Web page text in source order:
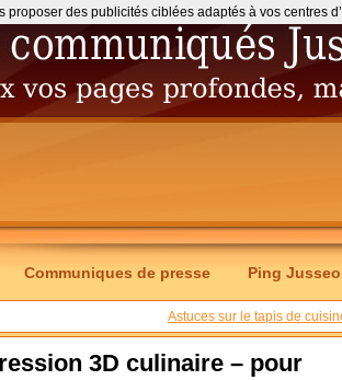
Communiques de presse Ping Jusseo
Astuces sur le tapis de
3D culinaire – pour
des publicités ciblées adaptés à vos centres